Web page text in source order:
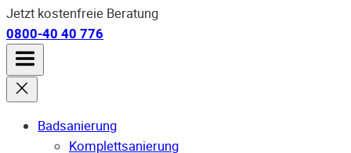
Jetzt kostenfreie Beratung
0800-40 40 776
Badsanierung
Komplettsanierung